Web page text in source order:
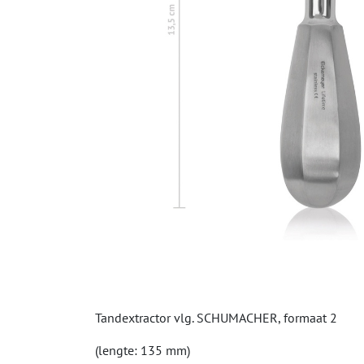
Tandextractor vlg. SCHUMACHER, formaat 2
(lengte: 135 mm)